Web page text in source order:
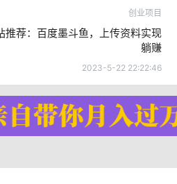
创业项目
推荐：百度墨斗鱼，上传资料实现
躺赚
2023-5-22 22:22:46